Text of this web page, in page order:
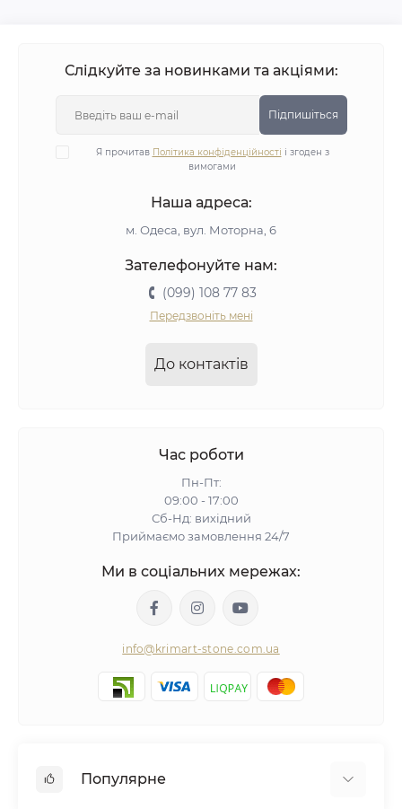
Слідкуйте за новинками та акціями:
Підпишіться
Я прочитав Політика конфіденційності і згоден з
вимогами
Наша адреса:
м. Одеса, вул. Моторна, 6
Зателефонуйте нам:
(099) 108 77 83
Передзвоніть мені
До контактів
Час роботи
Пн-Пт:
09:00 - 17:00
Сб-Нд: вихідний
Приймаємо замовлення 24/7
Ми в соціальних мережах:
info@krimart-stone.com.ua
Популярне